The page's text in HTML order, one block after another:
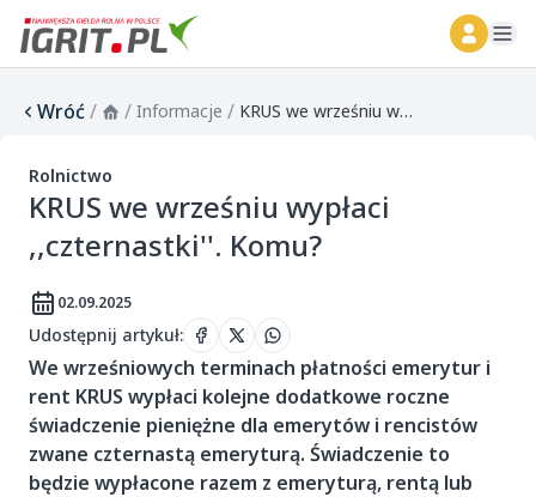
Wróć/ / Informacje / KRUS we wrześniu wypłaci ,,czternastki''. Komu?
Rolnictwo
KRUS we wrześniu wypłaci
,,czternastki''. Komu?
02.09.2025
Udostępnij artykuł:
We wrześniowych terminach płatności emerytur i
rent KRUS wypłaci kolejne dodatkowe roczne
świadczenie pieniężne dla emerytów i rencistów
zwane czternastą emeryturą. Świadczenie to
będzie wypłacone razem z emeryturą, rentą lub